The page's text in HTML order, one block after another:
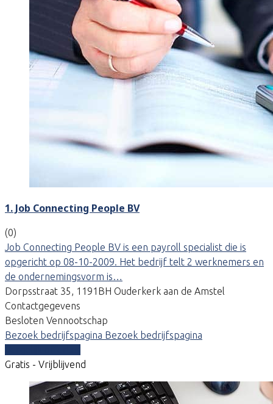
1. Job Connecting People BV
(0)
Job Connecting People BV is een payroll specialist die is
opgericht op 08-10-2009. Het bedrijf telt 2 werknemers en
de ondernemingsvorm is…
Dorpsstraat 35, 1191BH Ouderkerk aan de Amstel
Contactgegevens
Besloten Vennootschap
Bezoek bedrijfspagina Bezoek bedrijfspagina
Gratis - Vrijblijvend